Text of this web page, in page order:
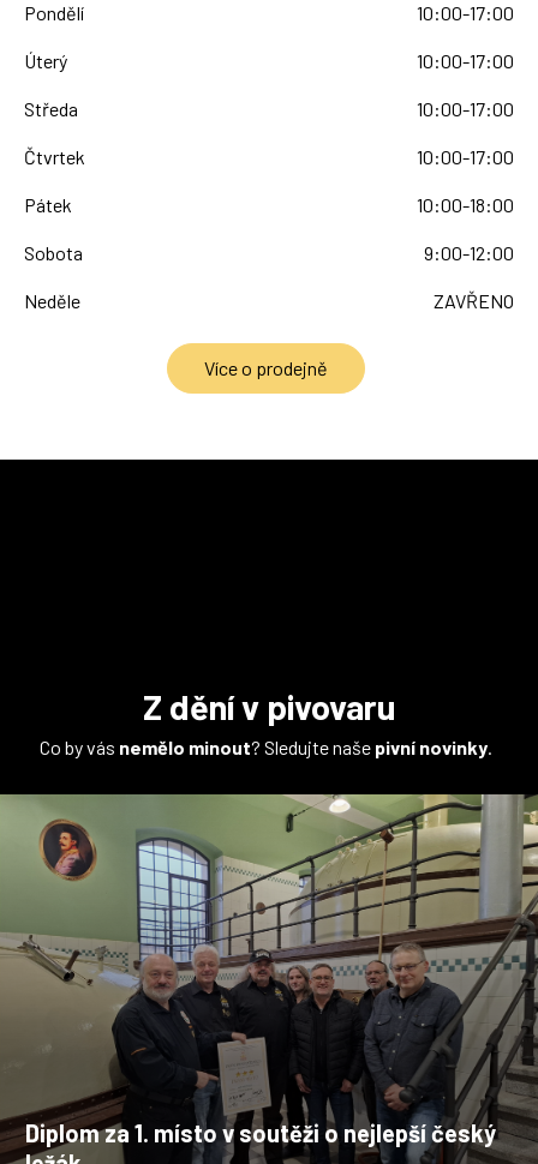
Pondělí
10:00-17:00
Úterý 10:00-17:00
Středa 10:00-17:00
Čtvrtek 10:00-17:00
Pátek 10:00-18:00
Sobota 9:00-12:00
Neděle ZAVŘENO
Více o prodejně
Z dění v pivovaru
Co by vás nemělo minout? Sledujte naše pivní novinky.